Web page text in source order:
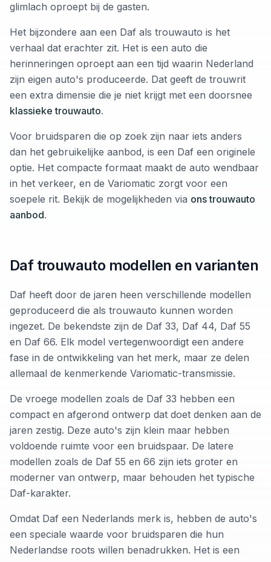
glimlach oproept bij de gasten.
Het bijzondere aan een Daf als trouwauto is het
verhaal dat erachter zit. Het is een auto die
herinneringen oproept aan een tijd waarin Nederland
zijn eigen auto's produceerde. Dat geeft de trouwrit
een extra dimensie die je niet krijgt met een doorsnee
klassieke trouwauto.
Voor bruidsparen die op zoek zijn naar iets anders
dan het gebruikelijke aanbod, is een Daf een originele
optie. Het compacte formaat maakt de auto wendbaar
in het verkeer, en de Variomatic zorgt voor een
soepele rit. Bekijk de mogelijkheden via ons trouwauto
aanbod.
Daf trouwauto modellen en varianten
Daf heeft door de jaren heen verschillende modellen
geproduceerd die als trouwauto kunnen worden
ingezet. De bekendste zijn de Daf 33, Daf 44, Daf 55
en Daf 66. Elk model vertegenwoordigt een andere
fase in de ontwikkeling van het merk, maar ze delen
allemaal de kenmerkende Variomatic-transmissie.
De vroege modellen zoals de Daf 33 hebben een
compact en afgerond ontwerp dat doet denken aan de
jaren zestig. Deze auto's zijn klein maar hebben
voldoende ruimte voor een bruidspaar. De latere
modellen zoals de Daf 55 en 66 zijn iets groter en
moderner van ontwerp, maar behouden het typische
Daf-karakter.
Omdat Daf een Nederlands merk is, hebben de auto's
een speciale waarde voor bruidsparen die hun
Nederlandse roots willen benadrukken. Het is een